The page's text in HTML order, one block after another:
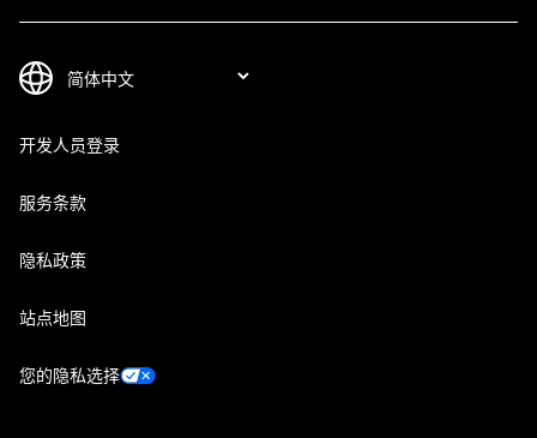
开发人员登录
服务条款
隐私政策
站点地图
您的隐私选择